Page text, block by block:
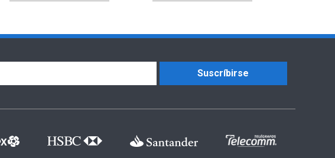
Suscríbirse